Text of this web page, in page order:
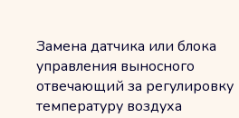
Замена датчика или блока
управления выносного
отвечающий за регулировку
температуру воздуха